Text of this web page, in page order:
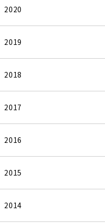
2020
2019
2018
2017
2016
2015
2014